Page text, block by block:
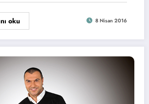
oku 8 Nisan 2016